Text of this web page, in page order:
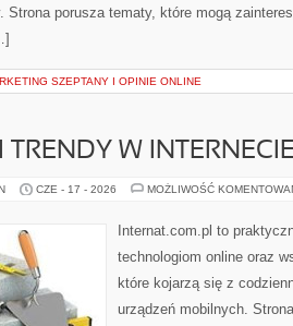
Strona porusza tematy, które mogą
SZEPTANY I OPINIE ONLINE
TRENDY W
CZE - 17 - 2026 MOŻLIWOŚĆ
Internat.com.pl to
technologiom online oraz
które kojarzą się z
urządzeń mobilnych.